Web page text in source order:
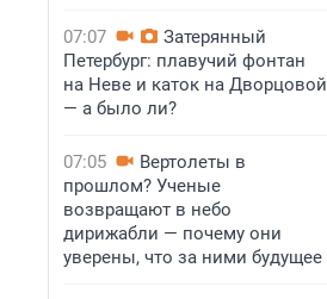
07:07
Затерянный
Петербург: плавучий фонтан
на Неве и каток на Дворцовой
— а было ли?
07:05
Вертолеты в
прошлом? Ученые
возвращают в небо
дирижабли — почему они
уверены, что за ними будущее